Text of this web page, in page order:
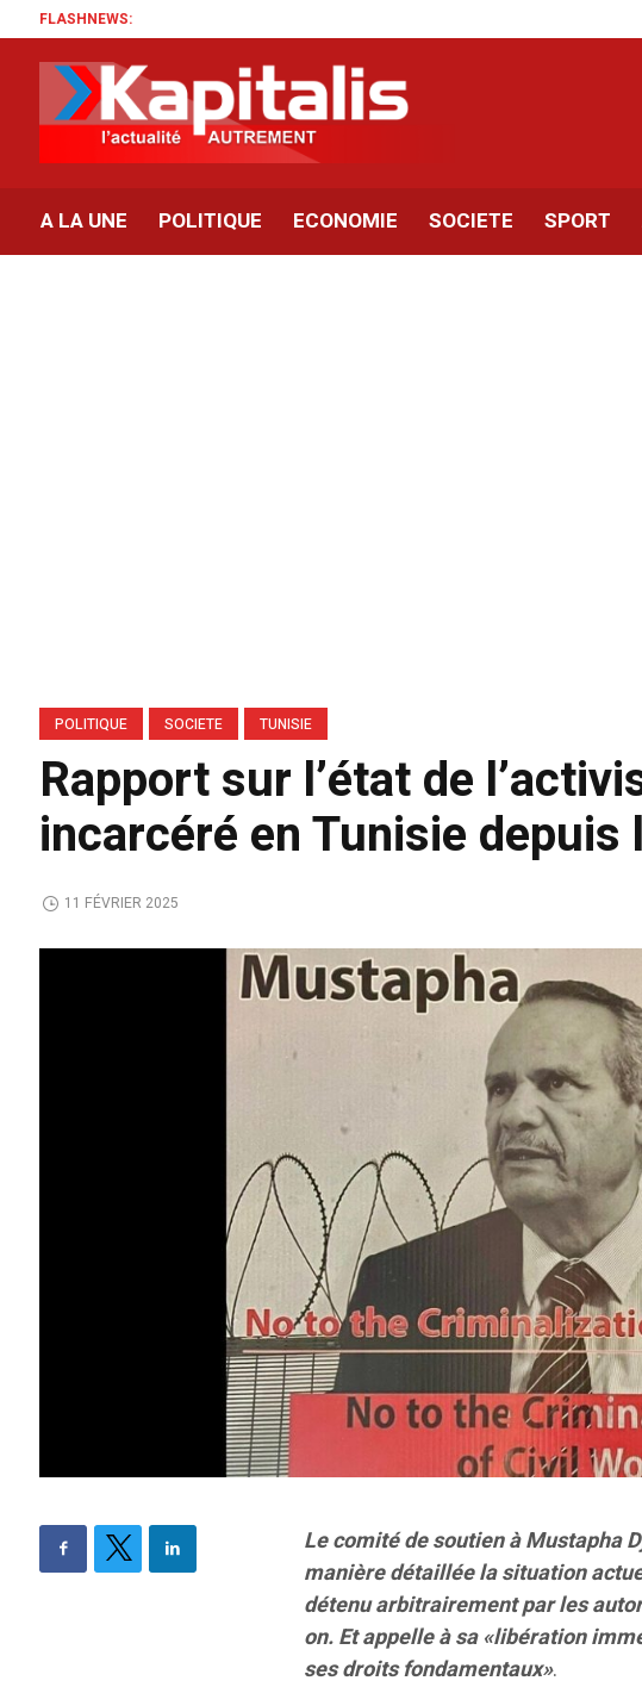
FLASHNEWS:
A LA UNE POLITIQUE ECONOMIE SOCIETE SPORT
POLITIQUE SOCIETE TUNISIE
Rapport sur l’état de
incarcéré en Tunisie depuis
11 FÉVRIER 2025
Le comité de soutien à Mustapha
manière détaillée la situation
détenu arbitrairement par les
on. Et appelle à sa «libération
ses droits fondamentaux».